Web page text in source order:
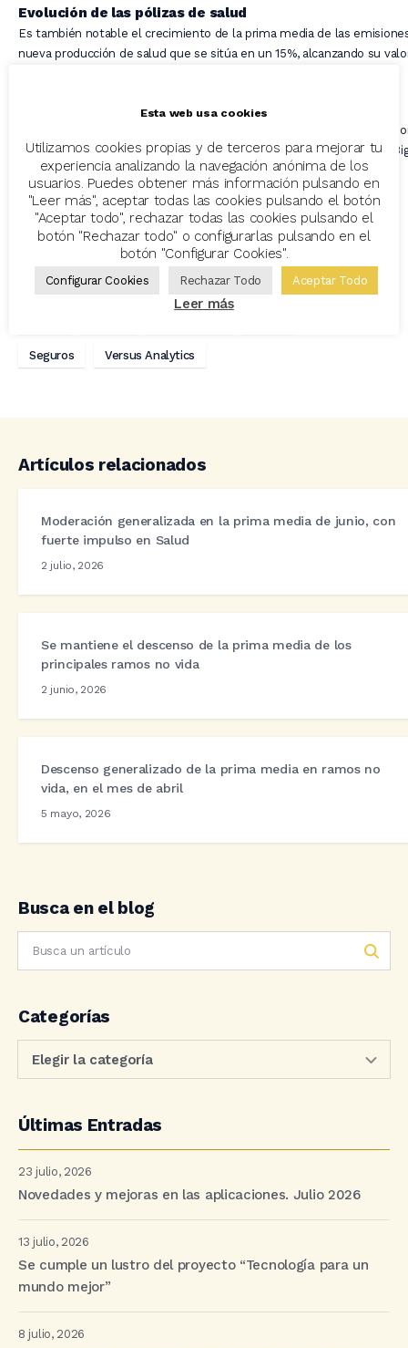
Evolución de las pólizas de salud
Es también notable el crecimiento de la prima media de las
nueva producción de salud que se sitúa en un 15%, alcanzando su
Estas cifras, recogidas del volumen global de datos del
Avant2 Sales Manager, son analizadas por medio de la tecnología
Data’ desde su aplicación Versus Analytics.
Avant2 Sales Manager
Codeoscopic Workspace Decesos
Seguros Versus Analytics
Artículos relacionados
Moderación generalizada en la prima media de junio, con
fuerte impulso en Salud
2 julio, 2026
Se mantiene el descenso de la prima media de los
principales ramos no vida
2 junio, 2026
Descenso generalizado de la prima media en ramos no
vida, en el mes de abril
5 mayo, 2026
Busca en el blog
Categorías
Últimas Entradas
23 julio, 2026
Novedades y mejoras en las aplicaciones. Julio 2026
13 julio, 2026
Se cumple un lustro del proyecto “Tecnología para un
mundo mejor”
8 julio, 2026
Esta web usa cookies
Utilizamos cookies propias y de terceros para mejorar tu
experiencia analizando la navegación anónima de los
usuarios. Puedes obtener más información pulsando en
"Leer más", aceptar todas las cookies pulsando el botón
"Aceptar todo", rechazar todas las cookies pulsando el
botón "Rechazar todo" o configurarlas pulsando en el
botón "Configurar Cookies".
Configurar Cookies Rechazar Todo Aceptar Todo
Leer más